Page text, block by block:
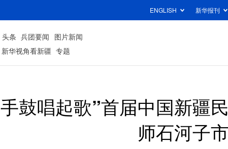
ENGLISH 新华报刊
头条 兵团要闻 图片新闻
新华视角看新疆 专题
鼓唱起歌”首届中国新疆
师石河子